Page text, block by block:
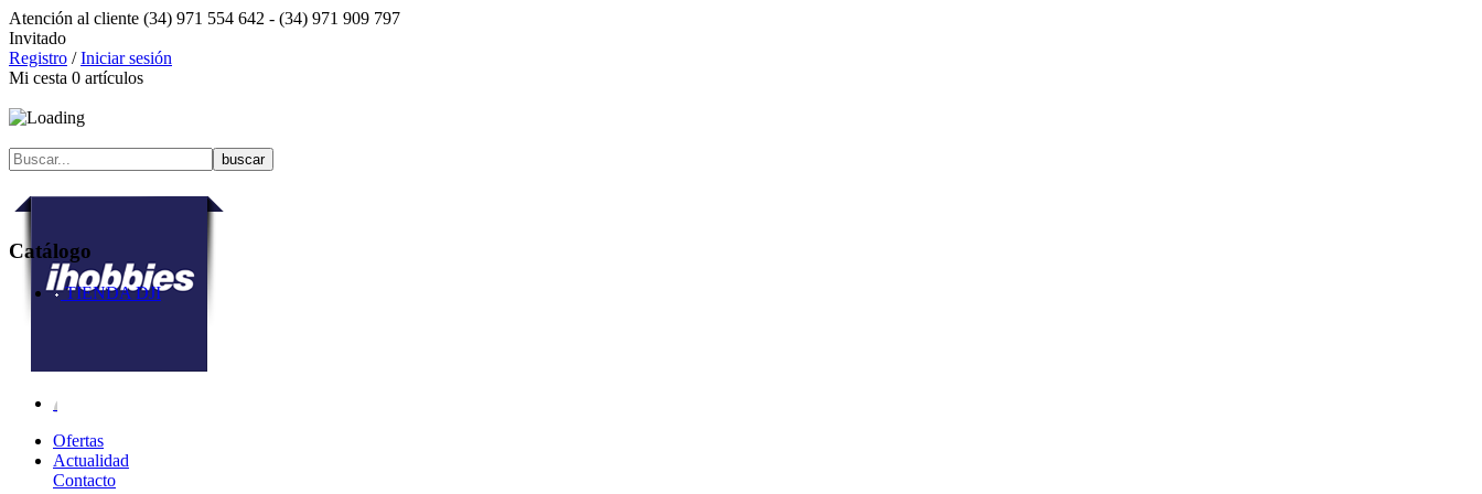
Atención al cliente (34) 971 554 642 - (34) 971 909 797
Invitado
Registro /Iniciar sesión
Mi cesta 0 artículos
Ofertas
Actualidad
Contacto
Catálogo
TIENDA DJI